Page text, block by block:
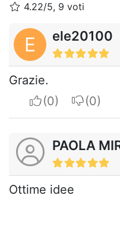
4.22/5, 9 voti
E ele20100
Grazie.
I apreciate
I do
PAOLA
Ottime idee